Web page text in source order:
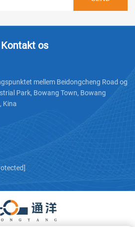
Kontakt os
mellem Beidongcheng Road og
Park, Bowang Town, Bowang
Kina